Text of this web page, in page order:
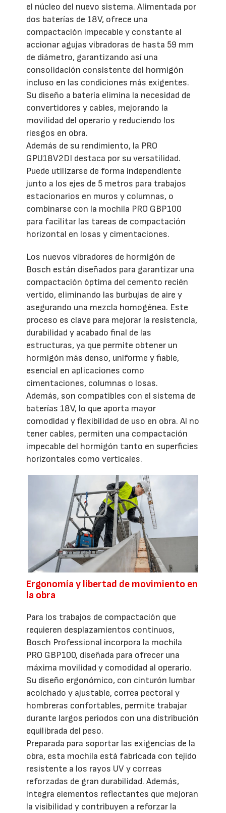
el núcleo del nuevo sistema. Alimentada por
dos baterías de 18V, ofrece una
compactación impecable y constante al
accionar agujas vibradoras de hasta 59 mm
de diámetro, garantizando así una
consolidación consistente del hormigón
incluso en las condiciones más exigentes.
Su diseño a batería elimina la necesidad de
convertidores y cables, mejorando la
movilidad del operario y reduciendo los
riesgos en obra.
Además de su rendimiento, la PRO
GPU18V2DI destaca por su versatilidad.
Puede utilizarse de forma independiente
junto a los ejes de 5 metros para trabajos
estacionarios en muros y columnas, o
combinarse con la mochila PRO GBP100
para facilitar las tareas de compactación
horizontal en losas y cimentaciones.
Los nuevos vibradores de hormigón de
Bosch están diseñados para garantizar una
compactación óptima del cemento recién
vertido, eliminando las burbujas de aire y
asegurando una mezcla homogénea. Este
proceso es clave para mejorar la resistencia,
durabilidad y acabado final de las
estructuras, ya que permite obtener un
hormigón más denso, uniforme y fiable,
esencial en aplicaciones como
cimentaciones, columnas o losas.
Además, son compatibles con el sistema de
baterías 18V, lo que aporta mayor
comodidad y flexibilidad de uso en obra. Al no
tener cables, permiten una compactación
impecable del hormigón tanto en superficies
horizontales como verticales.
Ergonomía y libertad de movimiento en
la obra
Para los trabajos de compactación que
requieren desplazamientos continuos,
Bosch Professional incorpora la mochila
PRO GBP100, diseñada para ofrecer una
máxima movilidad y comodidad al operario.
Su diseño ergonómico, con cinturón lumbar
acolchado y ajustable, correa pectoral y
hombreras confortables, permite trabajar
durante largos periodos con una distribución
equilibrada del peso.
Preparada para soportar las exigencias de la
obra, esta mochila está fabricada con tejido
resistente a los rayos UV y correas
reforzadas de gran durabilidad. Además,
integra elementos reflectantes que mejoran
la visibilidad y contribuyen a reforzar la